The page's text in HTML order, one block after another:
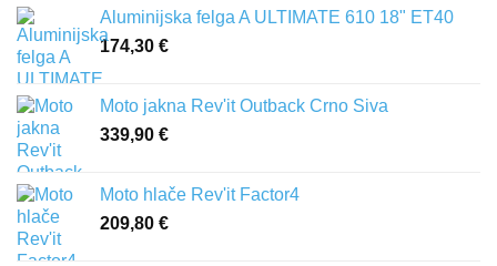
Aluminijska felga A ULTIMATE 610 18" ET40
174,30 €
Moto jakna Rev'it Outback Crno Siva
339,90 €
Moto hlače Rev'it Factor4
209,80 €